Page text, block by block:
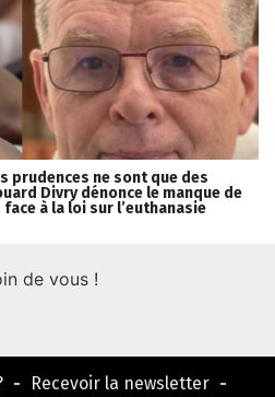
prudences ne sont que des
Divry dénonce le manque de
à la loi sur l’euthanasie
de vous !
Recevoir la newsletter